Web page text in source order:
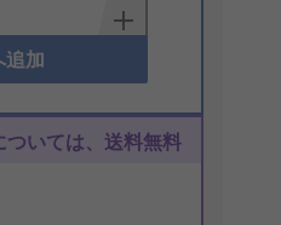
追加
いては、送料無料